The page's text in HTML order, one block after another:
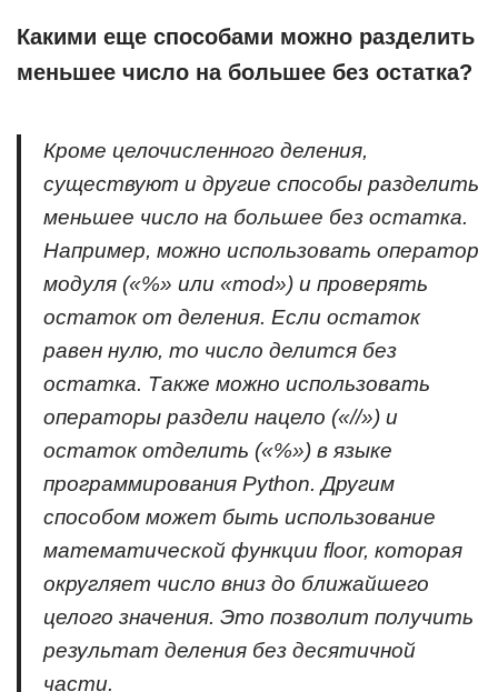
Какими еще способами можно разделить
меньшее число на большее без остатка?
Кроме целочисленного деления,
существуют и другие способы разделить
меньшее число на большее без остатка.
Например, можно использовать оператор
модуля («%» или «mod») и проверять
остаток от деления. Если остаток
равен нулю, то число делится без
остатка. Также можно использовать
операторы раздели нацело («//») и
остаток отделить («%») в языке
программирования Python. Другим
способом может быть использование
математической функции floor, которая
округляет число вниз до ближайшего
целого значения. Это позволит получить
результат деления без десятичной
части.